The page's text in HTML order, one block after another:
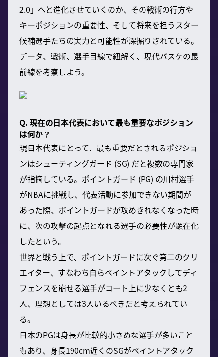
2.0」へと進化させていくのか、その戦術の行方や
キーポジションの重要性、そして将来を担うスター
候補選手たちの実力と可能性が深掘りされている。
データ、戦術、選手目線で紐解く、現代バスケの最
前線を考察しよう。
Q. 現在の日本代表において最も重要なポジション
は何か？
現日本代表にとって、最も重要だとされるポジショ
ンはシューティングガード (SG) だと複数の専門家
が指摘している。ポイントガード (PG) の川村選手
がNBAに挑戦し、代表活動に参加できない期間が
あった際、ポイントガードが攻めきれなくなった時
に、次の攻撃の起点となれる選手の必要性が顕在化
したという。
世界と戦う上で、ポイントガードに次ぐ第二のクリ
エイター、すなわち自らペイントアタックしてディ
フェンスを崩せる選手がコート上に少なくとも2
人、理想としては3人いるべきだと考えられてい
る。
日本のPGは身長が比較的小さめな選手が多いこと
もあり、身長190cm近くのSGがペイントアタック